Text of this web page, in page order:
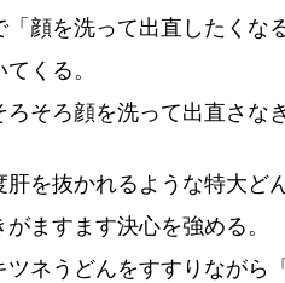
「顔を洗って出直したく
くる。
ろそろ顔を洗って出直さな
肝を抜かれるような特大ど
がますます決心を強める。
ツネうどんをすすりなが